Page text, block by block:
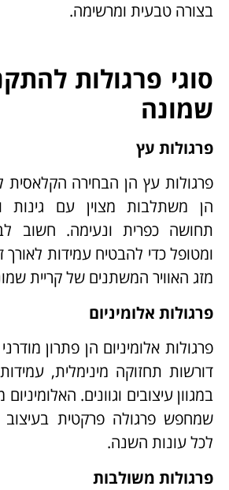
בצורה טבעית ומרשימה.
סוגי פרגולות
שמונה
פרגולות עץ
פרגולות עץ הן הבחירה
הן משתלבות מצוין עם גינות
תחושה כפרית ונעימה. חשוב
ומטופל כדי להבטיח עמידות לאורך
מזג האוויר המשתנים של קריית
פרגולות אלומיניום
פרגולות אלומיניום הן פתרון
דורשות תחזוקה מינימלית,
במגוון עיצובים וגוונים.
שמחפש פרגולה פרקטית בעיצוב
לכל עונות השנה.
פרגולות משולבות